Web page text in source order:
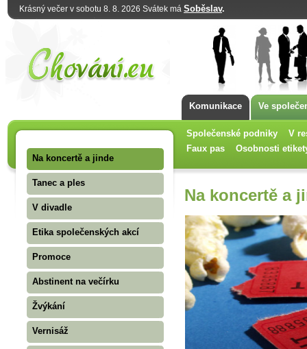
Krásný večer v sobotu 8. 8. 2026 Svátek má Soběslav.
Komunikace Ve
Společenské podniky
V
Faux pas
Osobnosti
Na koncertě a jinde
Tanec a ples
V divadle
Etika společenských akcí
Promoce
Abstinent na večírku
Žvýkání
Vernisáž
Na koncertě a